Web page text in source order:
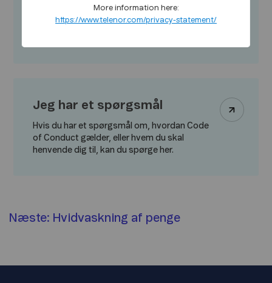
om, brud på Code of Conduct, kan du
Jeg har et spørgsmål
Hvis du har et spørgsmål om, hvordan Code
of Conduct gælder, eller hvem du skal
henvende dig til, kan du spørge her.
Næste: Hvidvaskning af penge
More information here:
https://www.telenor.com/privacy-statement/